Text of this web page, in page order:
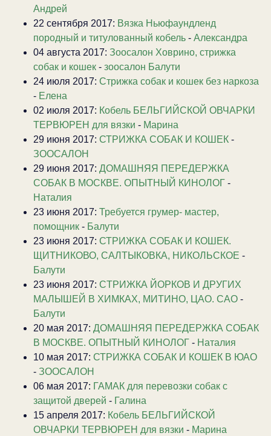
Андрей
22 сентября 2017: Вязка Ньюфаундленд
породный и титулованный кобель - Александра
04 августа 2017: Зоосалон Ховрино, стрижка
собак и кошек - зоосалон Балути
24 июля 2017: Стрижка собак и кошек без наркоза
- Елена
02 июля 2017: Кобель БЕЛЬГИЙСКОЙ ОВЧАРКИ
ТЕРВЮРЕН для вязки - Марина
29 июня 2017: СТРИЖКА СОБАК И КОШЕК -
ЗООСАЛОН
29 июня 2017: ДОМАШНЯЯ ПЕРЕДЕРЖКА
СОБАК В МОСКВЕ. ОПЫТНЫЙ КИНОЛОГ -
Наталия
23 июня 2017: Требуется грумер- мастер,
помощник - Балути
23 июня 2017: СТРИЖКА СОБАК И КОШЕК.
ЩИТНИКОВО, САЛТЫКОВКА, НИКОЛЬСКОЕ -
Балути
23 июня 2017: CТРИЖКА ЙОРКОВ И ДРУГИХ
МАЛЫШЕЙ В ХИМКАХ, МИТИНО, ЦАО. САО -
Балути
20 мая 2017: ДОМАШНЯЯ ПЕРЕДЕРЖКА СОБАК
В МОСКВЕ. ОПЫТНЫЙ КИНОЛОГ - Наталия
10 мая 2017: СТРИЖКА СОБАК И КОШЕК В ЮАО
- ЗООСАЛОН
06 мая 2017: ГАМАК для перевозки собак с
защитой дверей - Галина
15 апреля 2017: Кобель БЕЛЬГИЙСКОЙ
ОВЧАРКИ ТЕРВЮРЕН для вязки - Марина